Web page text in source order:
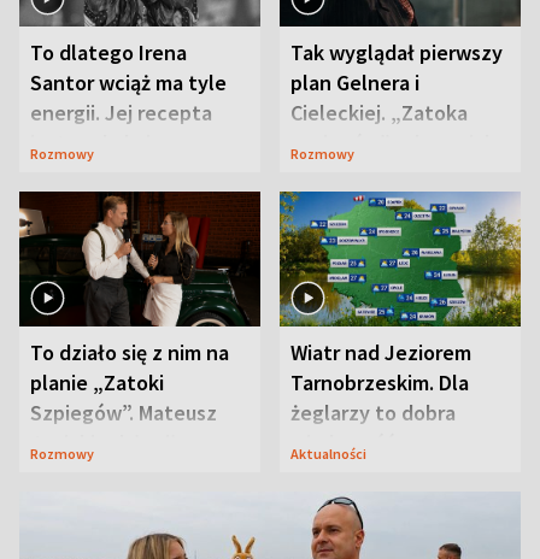
To dlatego Irena
Santor wciąż ma tyle
energii. Jej recepta
jest zaskakująco
Rozmowy
Tak wyglądał pierwszy
plan Gelnera i
Cieleckiej. „Zatoka
szpiegów” od razu ich
Rozmowy
To działo się z nim na
planie „Zatoki
Szpiegów”. Mateusz
Janicki odsłonił
Rozmowy
Wiatr nad Jeziorem
Tarnobrzeskim. Dla
żeglarzy to dobra
wiadomość
Aktualności